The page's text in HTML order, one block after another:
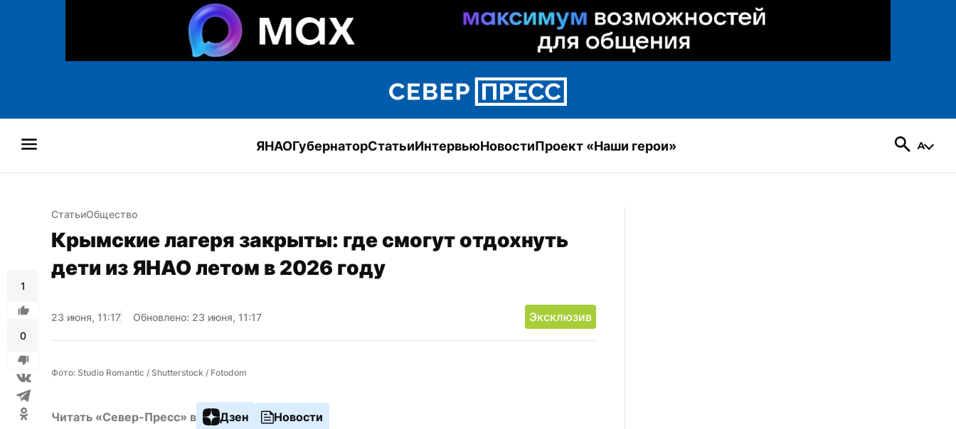
ЯНАОГубернаторСтатьиИнтервьюНовостиПроект «Наши герои»
1
0
СтатьиОбщество
Крымские лагеря закрыты: где смогут отдохнуть
дети из ЯНАО летом в 2026 году
23 июня, 11:17 Обновлено: 23 июня, 11:17 Эксклюзив
Фото: Studio Romantic / Shutterstock / Fotodom
Читать «Север-Пресс» в Дзен Новости